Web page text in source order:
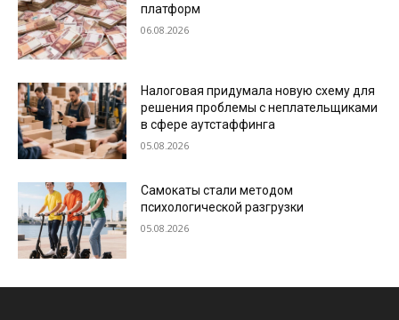
платформ
06.08.2026
Налоговая придумала новую схему для
решения проблемы с неплательщиками
в сфере аутстаффинга
05.08.2026
Самокаты стали методом
психологической разгрузки
05.08.2026